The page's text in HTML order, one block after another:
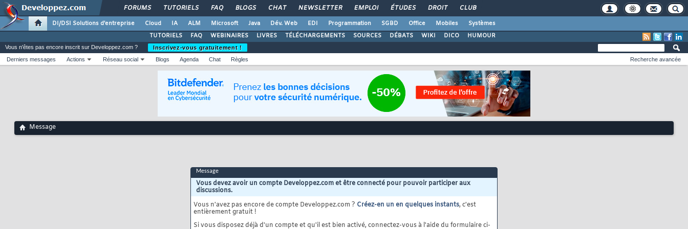
FORUMS TUTORIELS FAQ BLOGS CHAT NEWSLETTER EMPLOI ÉTUDES DROIT CLUB
DI/DSI Solutions d'entreprise Cloud IA ALM Microsoft Java Dév. Web EDI Programmation SGBD Office Mobiles
Systèmes
TUTORIELS
FAQ WEBINAIRES LIVRES TÉLÉCHARGEMENTS SOURCES DÉBATS WIKI DICO HUMOUR
Vous n'êtes pas encore inscrit sur Developpez.com ?
Inscrivez-vous gratuitement !
Derniers messages
Actions Réseau social Blogs Agenda Chat Règles Recherche avancée
Message
Message
Vous devez avoir un compte Developpez.com et être connecté pour pouvoir participer aux
discussions.
Vous n'avez pas encore de compte Developpez.com ? Créez-en un en quelques instants, c'est
entièrement gratuit !
Si vous disposez déjà d'un compte et qu'il est bien activé, connectez-vous à l'aide du formulaire ci-